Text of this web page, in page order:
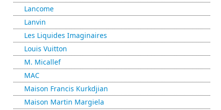
Lancome
Lanvin
Les Liquides Imaginaires
Louis Vuitton
M. Micallef
MAC
Maison Francis Kurkdjian
Maison Martin Margiela